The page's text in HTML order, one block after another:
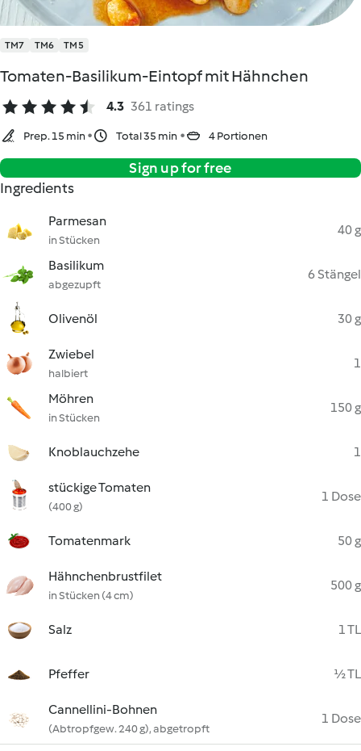
TM7 TM6 TM5
Tomaten-Basilikum-Eintopf mit Hähnchen
4.3 361 ratings
Prep. 15 min Total 35 min 4 Portionen
Sign up for free
Ingredients
Parmesan
in Stücken
40 g
Basilikum
abgezupft
6 Stängel
Olivenöl 30 g
Zwiebel
halbiert
1
Möhren
in Stücken
150 g
Knoblauchzehe 1
stückige Tomaten
(400 g)
1 Dose
Tomatenmark 50 g
Hähnchenbrustfilet
in Stücken (4 cm)
500 g
Salz 1 TL
Pfeffer ½ TL
Cannellini-Bohnen
(Abtropfgew. 240 g), abgetropft
1 Dose